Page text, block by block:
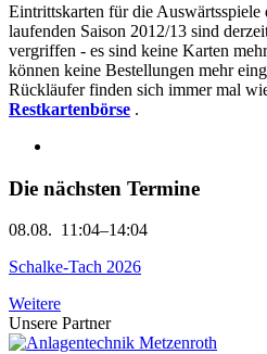
Eintrittskarten für die Auswärtsspiele
laufenden Saison 2012/13 sind
vergriffen - es sind keine Karten
können keine Bestellungen mehr
Rückläufer finden sich immer mal
Restkartenbörse .
Die nächsten Termine
08.08. 11:04–14:04
Schalke-Tach 2026
Weitere
Unsere Partner